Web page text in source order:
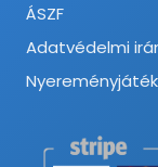
ÁSZF
Adatvédelmi